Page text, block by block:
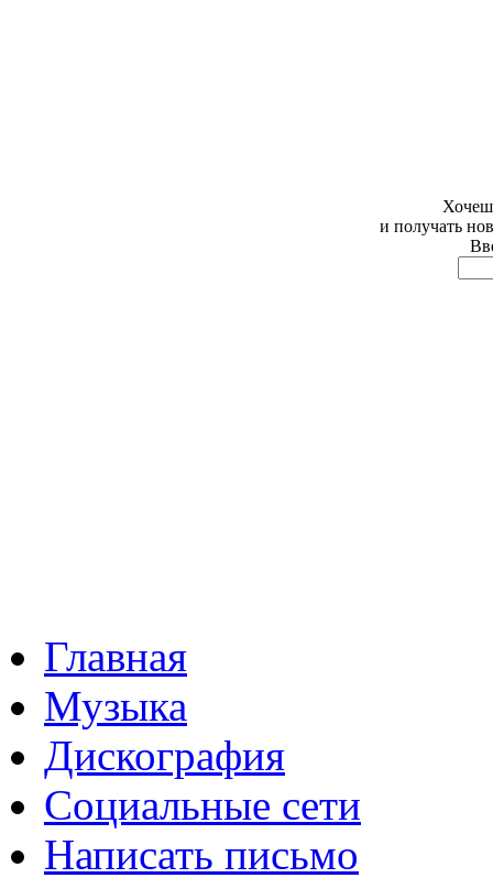
и получать
Главная
Музыка
Дискография
Социальные сети
Написать письмо